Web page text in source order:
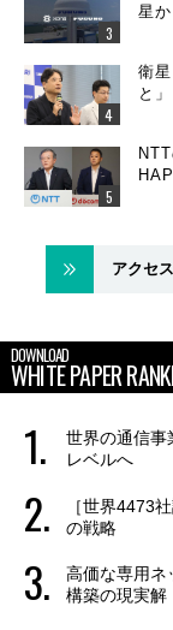
星
衛
と
アクセ
DOWNLOAD
WHITE PAPER
世界の通信事
レベルへ
［世界4473
の戦略
高価な専用ネ
構築の現実解